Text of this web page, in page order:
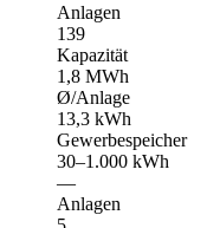
Anlagen
139
Kapazität
1,8 MWh
Ø/Anlage
13,3 kWh
Gewerbespeicher
30–1.000 kWh
—
Anlagen